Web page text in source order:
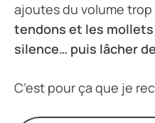
ajoutes du volume trop
tendons et les
silence… puis lâcher
C’est pour ça que je